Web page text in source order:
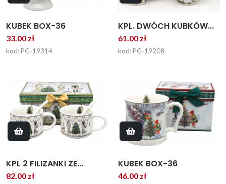
KUBEK BOX-36
33.00 zł
kod: PG-19314
KPL. DWÓCH KUBKÓW...
61.00 zł
kod: PG-19208
KPL 2 FILIZANKI ZE...
82.00 zł
KUBEK BOX-36
46.00 zł